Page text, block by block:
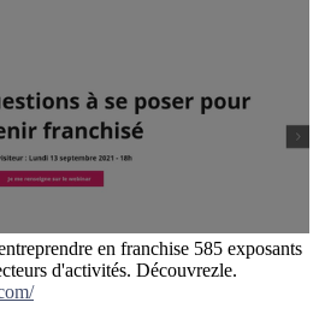
en franchise 585 exposants
d'activités. Découvrezle.